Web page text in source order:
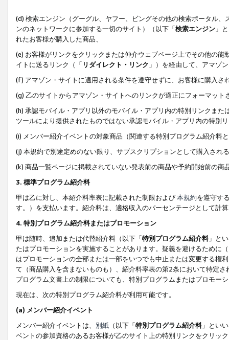
(d) 検索エンジン（グーグル、ヤフー、ビングその他の検索ポータル
ンのネットワークに参加する一切のサイト）（以下「検索エンジン 」
れたお客様が購入した商品、
(e) お客様がリンクをクリックまたは仲介ウェブページ上でその他の
イトに送るリンク（「 リダイレクト・リンク 」）を経由して、アマゾ
(f) アマゾン・サイトに適用される条件を遵守せずに、お客様に購入さ
(g) 乙のサイトからアマゾン・サイトへのリンクが適正にフォーマッ
(h) 承認モバイル・アプリ以外のモバイル・アプリ内の特別リンクま
ツールにより提供されたものではない承認モバイル・アプリ内の特別
(i) メンバー紹介イベントの対象商品（関連する特別プログラム紹介料
(j) 本規約で別途定めのない限り、サブスクリプションとして購入され
(k) 商品一覧ページに掲載されていない発表前の商品や予約開始前の商
3. 標準プログラム紹介料
甲は乙に対し、本紹介料率表に記載された制限および本規約を遵守す
す。）を支払います。紹介料は、適格収入のパーセンテージとして計
4. 特別プログラム紹介料またはプロモーション
甲は随時、追加または代替紹介料（以下「特別プログラム紹介料」と
たはプロモーションを実施することがあります。疑義を避けるために
はプロモーションの全部または一部をいつでも中止または変更する権
て（商品購入を含まないものも）、紹介料率表の第2条において特定
プログラム文書上の制限についても、特別プログラムまたはプロモー
現在は、次の特別プログラム紹介料が利用可能です。
(a) メンバー紹介イベント
メンバー紹介イベントは、 別紙 （以下「特別プログラム紹介料」とい
ベントの参加資格のあるお客様が乙のサイト上の特別リンクをクリッ